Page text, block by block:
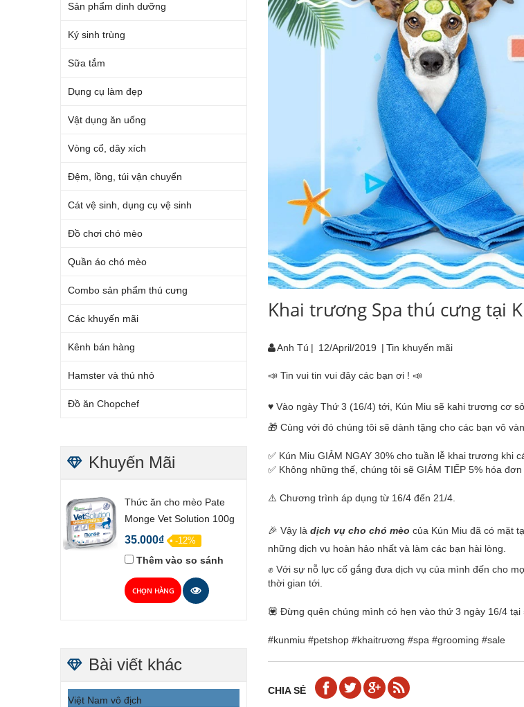
Sản phẩm dinh dưỡng
Ký sinh trùng
Sữa tắm
Dụng cụ làm đẹp
Vật dụng ăn uống
Vòng cổ, dây xích
Đệm, lồng, túi vận chuyển
Cát vệ sinh, dụng cụ vệ sinh
Đồ chơi chó mèo
Quần áo chó mèo
Combo sản phẩm thú cưng
Các khuyến mãi
Kênh bán hàng
Hamster và thú nhỏ
Đồ ăn Chopchef
Khuyến Mãi
Thức ăn cho mèo Pate
Monge Vet Solution 100g
35.000₫ -12%
Thêm vào so sánh
CHỌN HÀNG
Bài viết khác
Việt Nam vô địch
Khai trương Spa thú cưng tại
Anh Tú | 12/April/2019 | Tin khuyến mãi
📣 Tin vui tin vui đây các bạn ơi ! 📣
♥️ Vào ngày Thứ 3 (16/4) tới, Kún Miu sẽ kahi trương cơ
🎁 Cùng với đó chúng tôi sẽ dành tặng cho các bạn vô
✅ Kún Miu GIẢM NGAY 30% cho tuần lễ khai trương khi
✅ Không những thế, chúng tôi sẽ GIẢM TIẾP 5% hóa
⚠️ Chương trình áp dụng từ 16/4 đến 21/4.
🎉 Vậy là dịch vụ cho chó mèo của Kún Miu đã có mặt
những dịch vụ hoàn hảo nhất và làm các bạn hài lòng.
✊ Với sự nỗ lực cố gắng đưa dịch vụ của mình đến cho
thời gian tới.
💟 Đừng quên chúng mình có hẹn vào thứ 3 ngày 16/4
#kunmiu #petshop #khaitrương #spa #grooming #sale
CHIA SẺ